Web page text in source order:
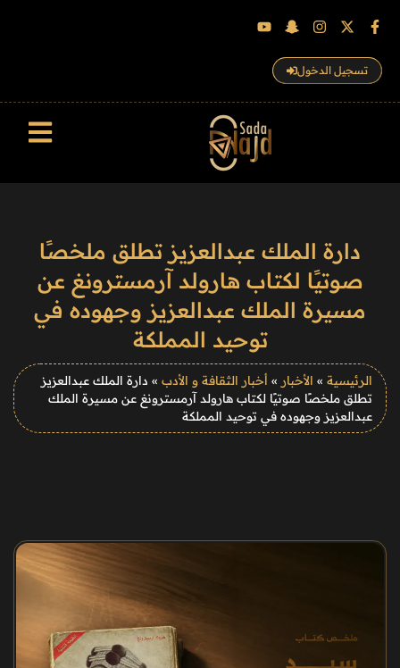
تسجيل الدخول
دارة الملك عبدالعزيز تطلق ملخصًا
صوتيًا لكتاب هارولد آرمسترونغ عن
مسيرة الملك عبدالعزيز وجهوده في
توحيد المملكة
الرئيسية » الأخبار » أخبار الثقافة و الأدب » دارة الملك عبدالعزيز
تطلق ملخصًا صوتيًا لكتاب هارولد آرمسترونغ عن مسيرة الملك
عبدالعزيز وجهوده في توحيد المملكة